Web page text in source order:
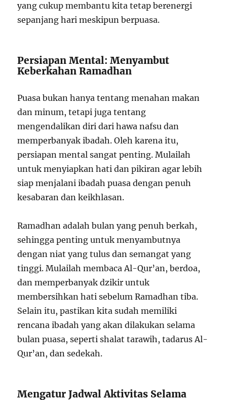
yang cukup membantu kita tetap berenergi
sepanjang hari meskipun berpuasa.
Persiapan Mental: Menyambut
Keberkahan Ramadhan
Puasa bukan hanya tentang menahan makan
dan minum, tetapi juga tentang
mengendalikan diri dari hawa nafsu dan
memperbanyak ibadah. Oleh karena itu,
persiapan mental sangat penting. Mulailah
untuk menyiapkan hati dan pikiran agar lebih
siap menjalani ibadah puasa dengan penuh
kesabaran dan keikhlasan.
Ramadhan adalah bulan yang penuh berkah,
sehingga penting untuk menyambutnya
dengan niat yang tulus dan semangat yang
tinggi. Mulailah membaca Al-Qur’an, berdoa,
dan memperbanyak dzikir untuk
membersihkan hati sebelum Ramadhan tiba.
Selain itu, pastikan kita sudah memiliki
rencana ibadah yang akan dilakukan selama
bulan puasa, seperti shalat tarawih, tadarus Al-
Qur’an, dan sedekah.
Mengatur Jadwal Aktivitas Selama